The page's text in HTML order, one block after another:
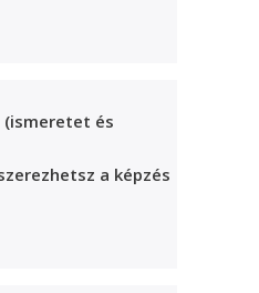
és
a képzés